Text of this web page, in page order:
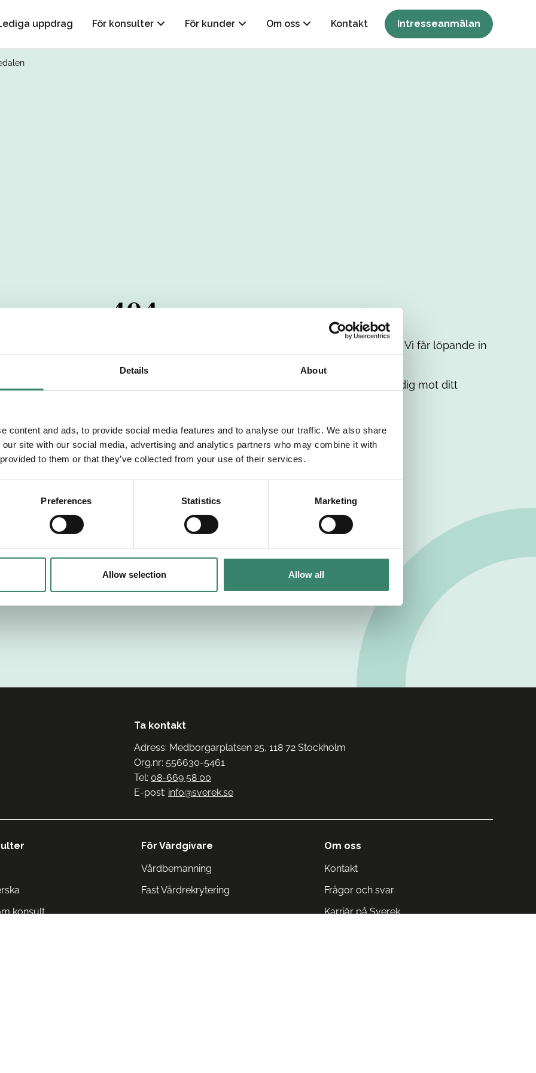
Details About
content and ads, to provide social media features and to analyse our traffic. We also share
site with our social media, advertising and analytics partners who may combine it with
to them or that they’ve collected from your use of their services.
Preferences Statistics Marketing
Allow selection Allow all
uppdrag För konsulter För kunder Om oss Kontakt Intresseanmälan
404
har passerats. Vi uppskattar verkligen ditt intresse. Misströsta inte. Vi får löpande in
dig med mer information om våra aktuella uppdrag. Tillsammans matchar vi dig mot ditt
Tillbaka till Sverek
Ta kontakt
Adress: Medborgarplatsen 25, 118 72 Stockholm
Org.nr: 556630-5461
Tel: 08-669 58 00
E-post: info@sverek.se
konsult
För Vårdgivare
Vårdbemanning
Fast Vårdrekrytering
Om oss
Kontakt
Frågor och svar
Karriär på Sverek